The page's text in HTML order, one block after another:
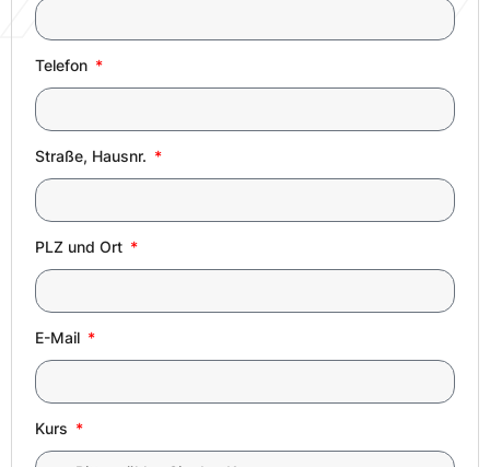
Telefon
Straße, Hausnr.
PLZ und Ort
E-Mail
Kurs